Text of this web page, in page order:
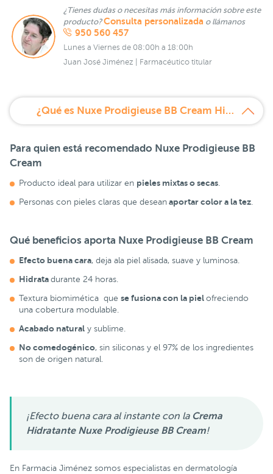
¿Tienes dudas o necesitas más información sobre este
producto?Consulta personalizada o llámanos
950 560 457
Lunes a Viernes de 08:00h a 18:00h
Juan José Jiménez | Farmacéutico titular
¿Qué es Nuxe Prodigieuse BB Cream Hidratante con color 01?
Para quien está recomendado Nuxe Prodigieuse BB
Cream
Producto ideal para utilizar en pieles mixtas o secas
Personas con pieles claras que desean aportar color a la tez
Qué beneficios aporta Nuxe Prodigieuse BB Cream
Efecto buena cara, deja ala piel alisada, suave y luminosa.
Hidrata durante 24 horas.
Textura biomimética que se fusiona con la piel ofreciendo
una cobertura modulable.
Acabado natural y sublime.
No comedogénico, sin siliconas y el 97% de los ingredientes
son de origen natural.
¡Efecto buena cara al instante con la Crema
Hidratante Nuxe Prodigieuse BB Cream!
En Farmacia Jiménez somos especialistas en dermatología